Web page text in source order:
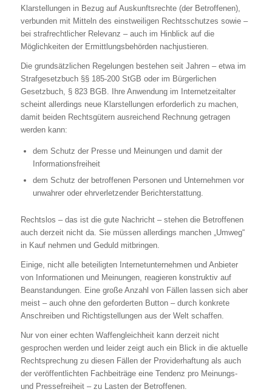
Klarstellungen in Bezug auf Auskunftsrechte (der Betroffenen),
verbunden mit Mitteln des einstweiligen Rechtsschutzes sowie –
bei strafrechtlicher Relevanz – auch im Hinblick auf die
Möglichkeiten der Ermittlungsbehörden nachjustieren.
Die grundsätzlichen Regelungen bestehen seit Jahren – etwa im
Strafgesetzbuch §§ 185-200 StGB oder im Bürgerlichen
Gesetzbuch, § 823 BGB. Ihre Anwendung im Internetzeitalter
scheint allerdings neue Klarstellungen erforderlich zu machen,
damit beiden Rechtsgütern ausreichend Rechnung getragen
werden kann:
dem Schutz der Presse und Meinungen und damit der
Informationsfreiheit
dem Schutz der betroffenen Personen und Unternehmen vor
unwahrer oder ehrverletzender Berichterstattung.
Rechtslos – das ist die gute Nachricht – stehen die Betroffenen
auch derzeit nicht da. Sie müssen allerdings manchen „Umweg“
in Kauf nehmen und Geduld mitbringen.
Einige, nicht alle beteiligten Internetunternehmen und Anbieter
von Informationen und Meinungen, reagieren konstruktiv auf
Beanstandungen. Eine große Anzahl von Fällen lassen sich aber
meist – auch ohne den geforderten Button – durch konkrete
Anschreiben und Richtigstellungen aus der Welt schaffen.
Nur von einer echten Waffengleichheit kann derzeit nicht
gesprochen werden und leider zeigt auch ein Blick in die aktuelle
Rechtsprechung zu diesen Fällen der Providerhaftung als auch
der veröffentlichten Fachbeiträge eine Tendenz pro Meinungs-
und Pressefreiheit – zu Lasten der Betroffenen.